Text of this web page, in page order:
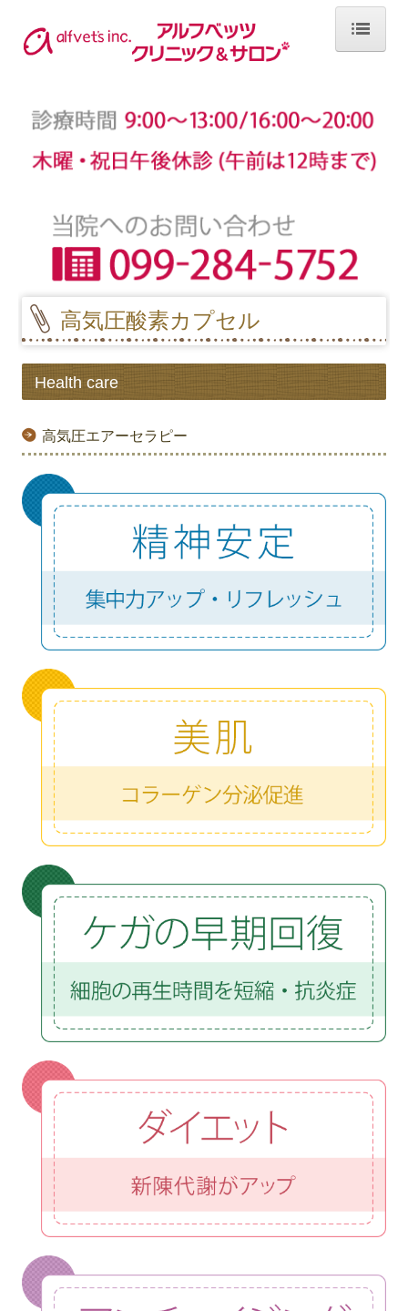
お知らせ
お知らせ 2025年
お知らせ 2022年
お知らせ 2021年
お知らせ 2018年
お知らせ 2015年
医院案内
診療案内
alfvet's salon
トリミング ALF VET's SPA
ヘルスケア＆ドッグフィットネス
高気圧酸素カプセル
ドッグラン
パピーホール
高気圧酸素カプセル
Health care
高気圧エアーセラピー